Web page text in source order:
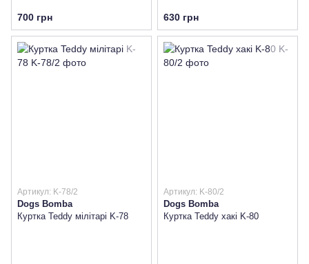
700 грн 630 грн
Артикул: K-78/2
Dogs Bomba
Куртка Teddy мілітарі K-78
Артикул: K-80/2
Dogs Bomba
Куртка Teddy хакі K-80